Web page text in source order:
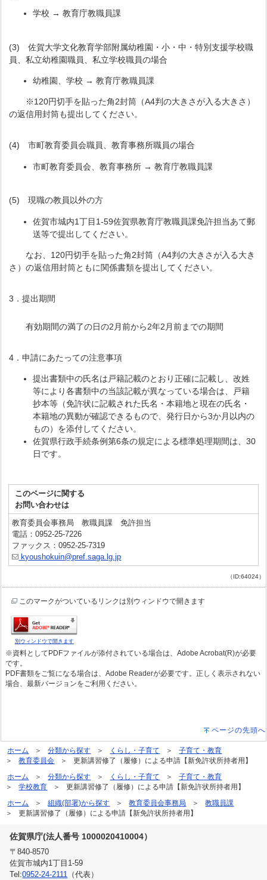
学校 → 教育庁教職員課
(3) 佐賀大学文化教育学部附属幼稚園・小・中・特別支援学校職
員、私立幼稚園職員、私立学校職員の場合
幼稚園、学校 → 教育庁教職員課
※120円切手を貼った角2封筒（A4判の大きさが入る大きさ）
の返信用封筒も提出してください。
(4) 市町教育委員会職員、教育事務所職員の場合
市町教育委員会、教育事務所 → 教育庁教職員課
(5) 現職の教員以外の方
佐賀市城内1丁目1-59佐賀県教育庁教職員課免許担当あて郵
送等で提出してください。
なお、120円切手を貼った角2封筒（A4判の大きさが入る大き
さ）の返信用封筒ともに関係書類を提出してください。
3．提出期間
有効期間の満了の日の2月前から2年2月前までの期間
4．申請にあたっての注意事項
提出書類中の氏名は戸籍記載のとおり正確に記載し、改姓
等により各書類中の当該記載が異なっている場合は、戸籍
抄本等（免許状に記載された氏名・本籍地と現在の氏名・
本籍地の異動が確認できるもので、発行日から3か月以内の
もの）を添付してください。
佐賀県行政手続条例第6条の規定による標準処理期間は、30
日です。
このページに関する
お問い合わせは
教育委員会事務局 教職員課 免許担当
電話：0952-25-7226
ファックス：0952-25-7319
kyoushokuin@pref.saga.lg.jp
（ID:64024）
このマークがついているリンクは別ウィンドウで開きます
別ウィンドウで開きます
※資料としてPDFファイルが添付されている場合は、Adobe Acrobat(R)が必要
です。
PDF書類をご覧になる場合は、Adobe Readerが必要です。正しく表示されない
場合、最新バージョンをご利用ください。
ページの先頭へ
ホーム 分類から探す くらし・子育て
子育て・教育
教育委員会
更新講習修了（履修）による申請【新免許状所持者用】
ホーム
分類から探す くらし・子育て
子育て・教育
学校教育
更新講習修了（履修）による申請【新免許状所持者用】
ホーム
組織(部署)から探す 教育委員会事務局
教職員課
更新講習修了（履修）による申請【新免許状所持者用】
佐賀県庁(法人番号 1000020410004）
〒840-8570
佐賀市城内1丁目1-59
Tel:0952-24-2111 （代表）